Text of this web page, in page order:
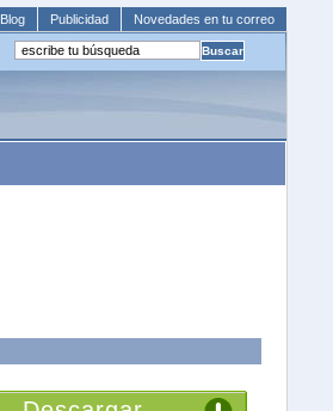
Blog Publicidad Novedades en tu correo